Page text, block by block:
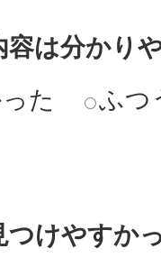
容は分かり
た
ふつ
つけやすか